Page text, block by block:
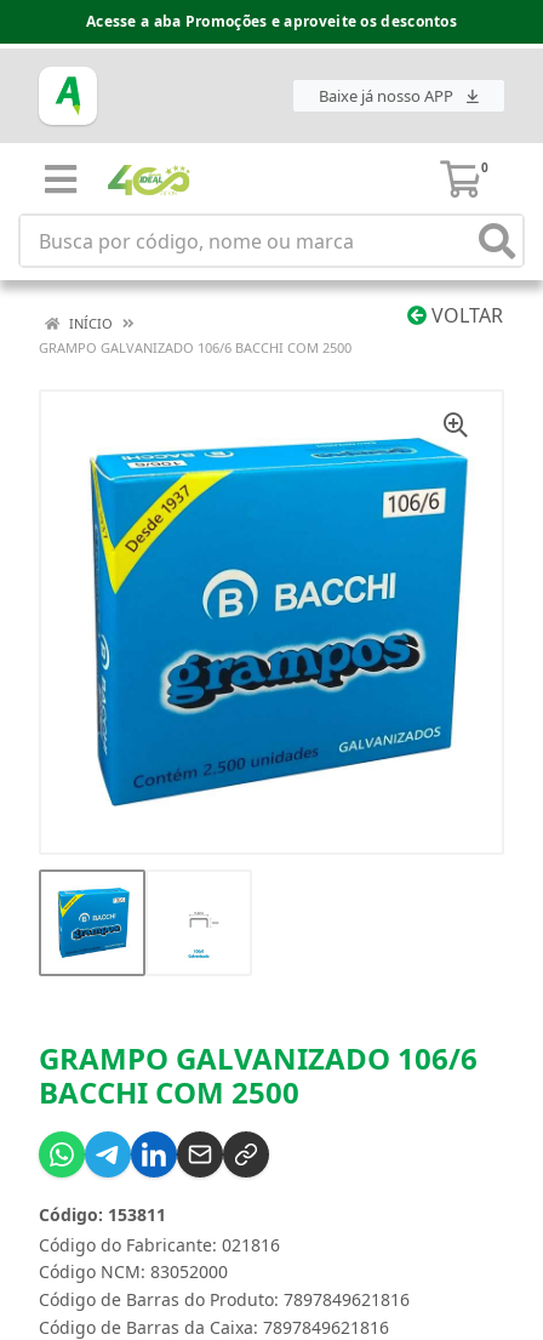
Acesse a aba Promoções e aproveite os descontos
Baixe já nosso APP
0
VOLTAR
INÍCIO
GRAMPO GALVANIZADO 106/6 BACCHI COM 2500
GRAMPO GALVANIZADO 106/6
BACCHI COM 2500
Código do Fabricante: 021816
Código: 153811
Código NCM: 83052000
Código de Barras do Produto: 7897849621816
Código de Barras da Caixa: 7897849621816